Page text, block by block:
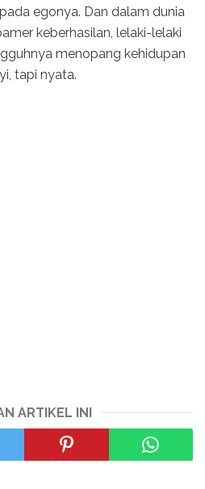
egonya. Dan dalam dunia
keberhasilan, lelaki-lelaki
menopang kehidupan
tapi nyata.
ARTIKEL INI